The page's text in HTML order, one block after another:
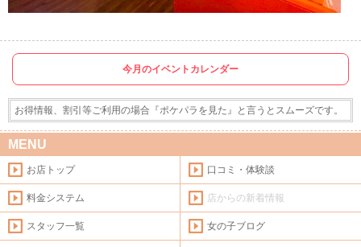
今月のイベントカレンダー
お得情報、割引等ご利用の場合『ポケパラを見た』と言うとスムーズです。
MENU
お店トップ 口コミ・体験談
料金システム 店からの新着情報
スタッフ一覧 女の子ブログ